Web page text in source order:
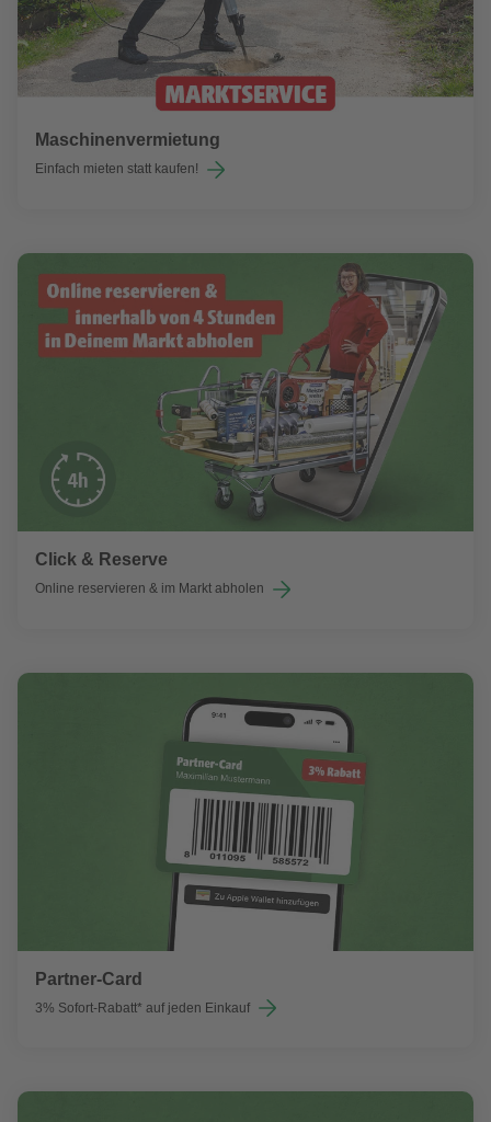
Maschinenvermietung
Einfach mieten statt kaufen!
Click & Reserve
Online reservieren & im Markt abholen
Partner-Card
3% Sofort-Rabatt* auf jeden Einkauf